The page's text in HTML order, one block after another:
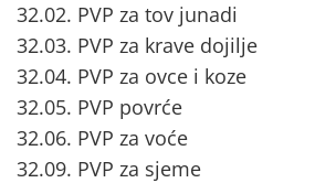
32.02. PVP za tov junadi
32.03. PVP za krave dojilje
32.04. PVP za ovce i koze
32.05. PVP povrće
32.06. PVP za voće
32.09. PVP za sjeme